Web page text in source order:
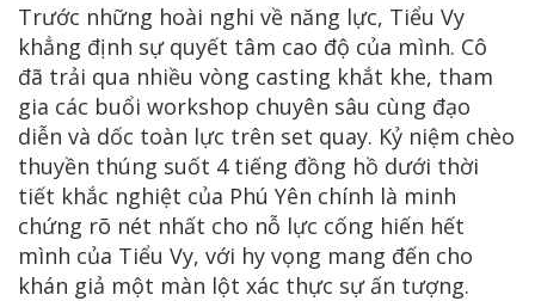
Trước những hoài nghi về năng lực, Tiểu Vy
khẳng định sự quyết tâm cao độ của mình. Cô
đã trải qua nhiều vòng casting khắt khe, tham
gia các buổi workshop chuyên sâu cùng đạo
diễn và dốc toàn lực trên set quay. Kỷ niệm chèo
thuyền thúng suốt 4 tiếng đồng hồ dưới thời
tiết khắc nghiệt của Phú Yên chính là minh
chứng rõ nét nhất cho nỗ lực cống hiến hết
mình của Tiểu Vy, với hy vọng mang đến cho
khán giả một màn lột xác thực sự ấn tượng.